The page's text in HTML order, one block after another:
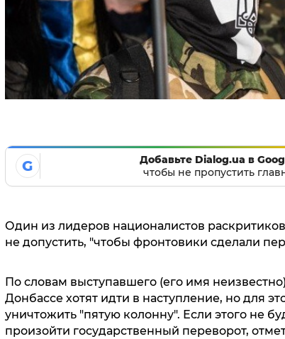
G
Добавьте Dialog.ua в
чтобы не пропустить
Один из лидеров националистов
не допустить, "чтобы фронтовики сделали
По словам выступавшего (его имя
Донбассе хотят идти в наступление, но для
уничтожить "пятую колонну". Если этого не
произойти государственный переворот,